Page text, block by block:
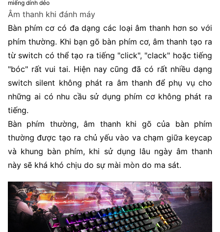
miếng dính dẻo
Âm thanh khi đánh máy
Bàn phím cơ có đa dạng các loại âm thanh hơn so với
phím thường. Khi bạn gõ bàn phím cơ, âm thanh tạo ra
từ switch có thể tạo ra tiếng "click", "clack" hoặc tiếng
"bóc" rất vui tai. Hiện nay cũng đã có rất nhiều dạng
switch silent không phát ra âm thanh để phụ vụ cho
những ai có nhu cầu sử dụng phím cơ không phát ra
tiếng.
Bàn phím thường, âm thanh khi gõ của bàn phím
thường được tạo ra chủ yếu vào va chạm giữa keycap
và khung bàn phím, khi sử dụng lâu ngày âm thanh
này sẽ khá khó chịu do sự mài mòn do ma sát.